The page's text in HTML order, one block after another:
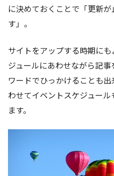
に決めておくことで「更新
す」。
サイトをアップする時期に
ジュールにあわせながら記
ワードでひっかけることも
わせてイベントスケジュー
ます。